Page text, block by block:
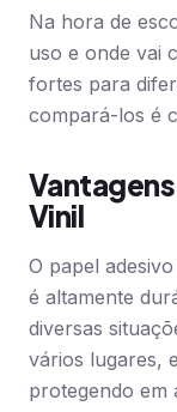
Na hora de
uso e onde vai
fortes para
compará-los é
Vinil
O papel
é altamente
diversas
vários lugares,
protegendo em